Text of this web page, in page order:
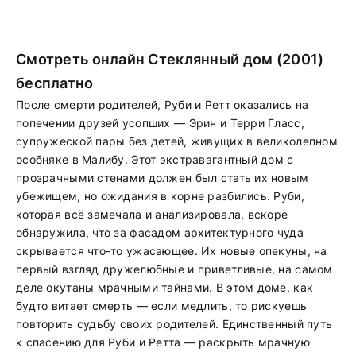
Смотреть онлайн Стеклянный дом (2001)
бесплатно
После смерти родителей, Руби и Ретт оказались на
попечении друзей усопших — Эрин и Терри Гласс,
супружеской пары без детей, живущих в великолепном
особняке в Малибу. Этот экстравагантный дом с
прозрачными стенами должен был стать их новым
убежищем, но ожидания в корне разбились. Руби,
которая всё замечала и анализировала, вскоре
обнаружила, что за фасадом архитектурного чуда
скрывается что-то ужасающее. Их новые опекуны, на
первый взгляд дружелюбные и приветливые, на самом
деле окутаны мрачными тайнами. В этом доме, как
будто витает смерть — если медлить, то рискуешь
повторить судьбу своих родителей. Единственный путь
к спасению для Руби и Ретта — раскрыть мрачную